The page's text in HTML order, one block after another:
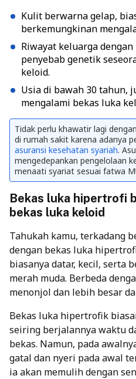
Kulit berwarna gelap,
berkemungkinan
Riwayat keluarga
penyebab genetik
keloid.
Usia di bawah 30 tahun,
mengalami bekas luka
Tidak perlu khawatir lagi
di rumah sakit karena adanya
asuransi kesehatan syariah.
mengedepankan pengelolaan
menaati syariat sesuai fatwa
Bekas luka hipertrofi
bekas luka keloid
Tahukah kamu, terkadang
dengan bekas luka
biasanya datar, kecil, serta
merah muda. Berbeda
menonjol dan lebih besar
Bekas luka hipertrofik
seiring berjalannya waktu
bekas. Namun, pada
gatal dan nyeri pada awal
ia akan memulih dengan